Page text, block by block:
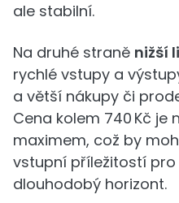
ale stabilní.
Na druhé straně nižší
rychlé vstupy a
a větší nákupy či
Cena kolem 740 Kč je
maximem, což by
vstupní příležitostí
dlouhodobý horizont.